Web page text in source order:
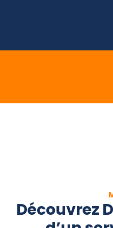
Découvrez